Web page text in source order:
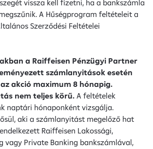
vissza kell fizetni, ha a bankszámla
A Hűségprogram feltételeit a
Szerződési Feltételei
a Raiffeisen Pénzügyi Partner
számlanyitások esetén
akció maximum 8 hónapig.
nem teljes körű. A feltételek
naptári hónaponként vizsgálja.
aki a számlanyitást megelőző hat
Raiffeisen Lakossági,
vagy Private Banking bankszámlával,